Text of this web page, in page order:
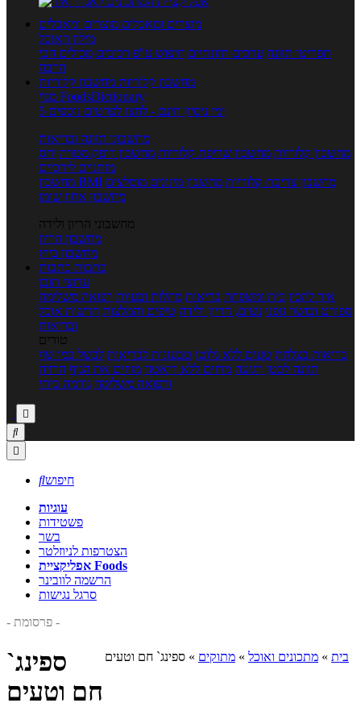
מוצרים ומאכלים מוצרים ומאכלים
מילון האוכל
תפריטי תזונה ערכים תזונתיים חיפוש ע"פ רכיבים מכילים הכי
הרבה
מחשבון קלוריות מחשבון קלוריות
מנוי FoodsDictionary
5 ימי ניסיון חינם - לחצו לפרטים נוספים
מחשבוני תזונה ובריאות
מחשבון קלוריות מחשבון שריפת קלוריות מחשבון דופק מטרה יחס
מותניים לירכיים
מחשבון BMI
מחשבון צריכת קלוריות מחשבון מינונים מומלצים
מחשבון אחוז שומן
מחשבוני הריון ולידה
מחשבון הריון
מחשבון ביוץ
כתבות כתבות
ערוצי תוכן
איך להכין בית ומשפחה בריאות מחלות ובעיות רפואה משלימה
ספורט וכושר גופני נשים, הריון ולידה טיפים והמלצות חדשות אוכל
ובריאות
טורים
בריאות בצלחת טעים ללא גלוטן טבעונות לבריאות לבשל כמו שף
תזונה לבטן רגועה מרזים ללא דיאטה מזיזים את הגוף הרזיה
ורפואה משלימה גורמה ביתי



חיפוש
עוגיות
פשטידות
בשר
הצטרפות לניוזלטר
אפליקציית Foods
הרשמה לוובינר
סרגל נגישות
- פרסומת -
בית » מתכונים ואוכל » מתוקים » ספינג` חם וטעים
ספינג`
חם וטעים